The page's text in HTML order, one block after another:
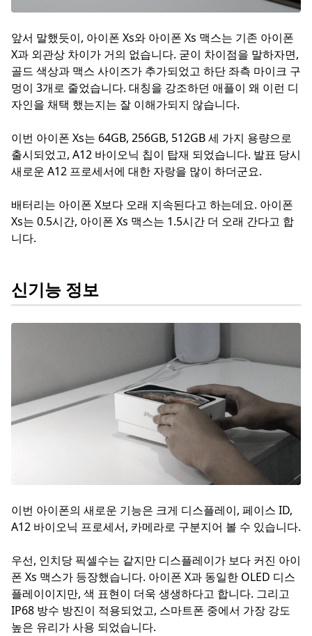
앞서 말했듯이, 아이폰 Xs와 아이폰 Xs 맥스는 기존 아이폰
X과 외관상 차이가 거의 없습니다. 굳이 차이점을 말하자면,
골드 색상과 맥스 사이즈가 추가되었고 하단 좌측 마이크 구
멍이 3개로 줄었습니다. 대칭을 강조하던 애플이 왜 이런 디
자인을 채택 했는지는 잘 이해가되지 않습니다.
이번 아이폰 Xs는 64GB, 256GB, 512GB 세 가지 용량으로
출시되었고, A12 바이오닉 칩이 탑재 되었습니다. 발표 당시
새로운 A12 프로세서에 대한 자랑을 많이 하더군요.
배터리는 아이폰 X보다 오래 지속된다고 하는데요. 아이폰
Xs는 0.5시간, 아이폰 Xs 맥스는 1.5시간 더 오래 간다고 합
니다.
신기능 정보
이번 아이폰의 새로운 기능은 크게 디스플레이, 페이스 ID,
A12 바이오닉 프로세서, 카메라로 구분지어 볼 수 있습니다.
우선, 인치당 픽셀수는 같지만 디스플레이가 보다 커진 아이
폰 Xs 맥스가 등장했습니다. 아이폰 X과 동일한 OLED 디스
플레이이지만, 색 표현이 더욱 생생하다고 합니다. 그리고
IP68 방수 방진이 적용되었고, 스마트폰 중에서 가장 강도
높은 유리가 사용 되었습니다.